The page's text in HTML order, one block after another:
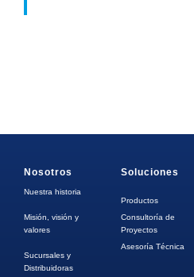
Nosotros
Nuestra historia
Misión, visión y
valores
Sucursales y
Distribuidoras
Soluciones
Productos
Consultoría de
Proyectos
Asesoría Técnica